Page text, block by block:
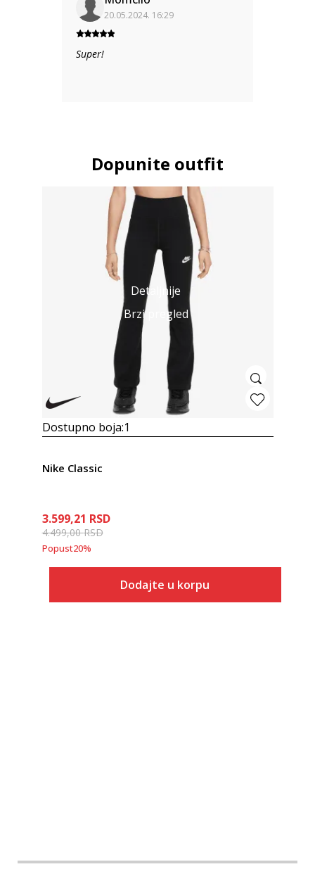
20.05.2024. 16:29
Super!
Dopunite outfit
Detaljnije
Brzi pregled
Dostupno boja:1
Nike Classic
3.599,21 RSD
4.499,00RSD
Popust20%
Dodajte u korpu